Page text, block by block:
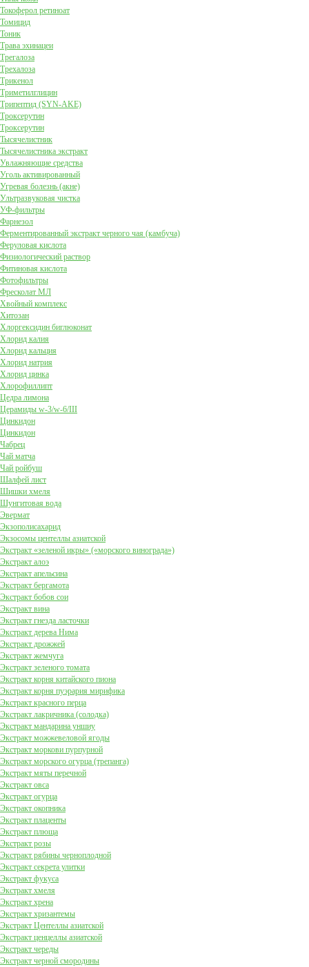
Токоферол ретиноат
Томицид
Тоник
Трава эхинацеи
Трегалоза
Трехалоза
Трикенол
Триметилглицин
Трипептид (SYN-AKE)
Троксерутин
Троксерутин
Тысячелистник
Тысячелистника экстракт
Увлажняющие средства
Уголь активированный
Угревая болезнь (акне)
Ультразвуковая чистка
УФ-фильтры
Фарнезол
Ферментированный экстракт черного чая (камбуча)
Феруловая кислота
Физиологический раствор
Фитиновая кислота
Фотофильтры
Фресколат МЛ
Хвойный комплекс
Хитозан
Хлоргексидин биглюконат
Хлорид калия
Хлорид кальция
Хлорид натрия
Хлорид цинка
Хлорофиллипт
Цедра лимона
Церамиды w-3/w-6/III
Цинкидон
Цинкидон
Чабрец
Чай матча
Чай ройбуш
Шалфей лист
Шишки хмеля
Шунгитовая вода
Эвермат
Экзополисахарид
Экзосомы центеллы азиатской
Экстракт «зеленой икры» («морского винограда»)
Экстракт алоэ
Экстракт апельсина
Экстракт бергамота
Экстракт бобов сои
Экстракт вина
Экстракт гнезда ласточки
Экстракт дерева Нима
Экстракт дрожжей
Экстракт жемчуга
Экстракт зеленого томата
Экстракт корня китайского пиона
Экстракт корня пуэрария мирифика
Экстракт красного перца
Экстракт лакричника (солодка)
Экстракт мандарина уншиу
Экстракт можжевеловой ягоды
Экстракт моркови пурпурной
Экстракт морского огурца (трепанга)
Экстракт мяты перечной
Экстракт овса
Экстракт огурца
Экстракт окопника
Экстракт плаценты
Экстракт плюща
Экстракт розы
Экстракт рябины черноплодной
Экстракт секрета улитки
Экстракт фукуса
Экстракт хмеля
Экстракт хрена
Экстракт хризантемы
Экстракт Центеллы азиатской
Экстракт ценцеллы азиатской
Экстракт череды
Экстракт черной смородины